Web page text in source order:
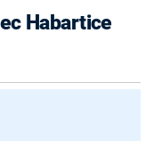
Habartice